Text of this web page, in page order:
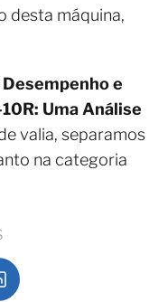
desta máquina,
Desempenho e
Uma Análise
valia, separamos
na categoria